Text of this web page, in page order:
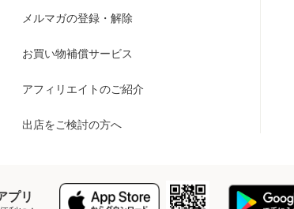
メルマガの登録・解除
お買い物補償サービス
アフィリエイトのご紹介
出店をご検討の方へ
プリ